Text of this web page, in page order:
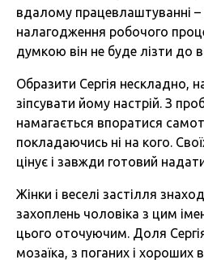
вдалому працевлаштуванні
налагодження робочого
думкою він не буде лізти до
Образити Сергія нескладно,
зіпсувати йому настрій. З
намагається впоратися
покладаючись ні на кого.
цінує і завжди готовий
Жінки і веселі застілля
захоплень чоловіка з цим
цього оточуючим. Доля
мозаїка, з поганих і хороших